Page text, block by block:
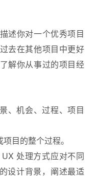
述你对一个优秀项目
去在其他项目中更好
解你从事过的项目经
、机会、过程、项目
目的整个过程。
处理方式应对不同
设计背景，阐述最适